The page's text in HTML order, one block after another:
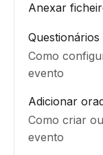
Anexar
Questionários
Como
evento
Adicionar
Como criar
evento